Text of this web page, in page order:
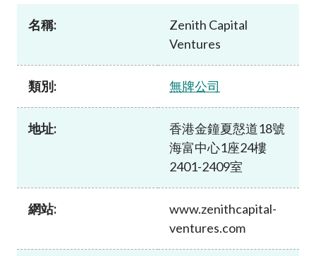
資料庫
新聞稿及公布
名稱:
Zenith Capital
Ventures
類別: 無牌公司
地址:
香港金鐘夏慤道18號
海富中心1座24樓
2401-2409室
網站:
www.zenithcapital-
ventures.com